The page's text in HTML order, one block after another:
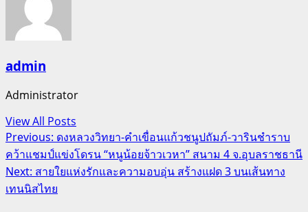
admin
Administrator
View All Posts
Post
navigation
Previous: ดงหลวงวิทยา-คำเขื่อนแก้วชนูปถัมภ์-วารินชำราบ
คว้าแชมป์แข่งโดรน “หนูน้อยจ้าวเวหา” สนาม 4 จ.อุบลราชธานี
Next: สายใยแห่งรักและความอบอุ่น สร้างแฝด 3 บนเส้นทาง
เทนนิสไทย